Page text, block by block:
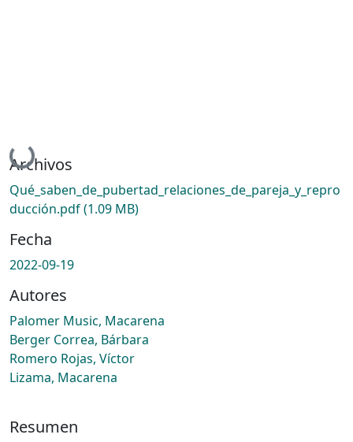
Cargando...
Archivos
Qué_saben_de_pubertad_relaciones_de_pareja_y_repro
ducción.pdf(1.09 MB)
Fecha
2022-09-19
Autores
Palomer Music, Macarena
Berger Correa, Bárbara
Romero Rojas, Víctor
Lizama, Macarena
Resumen